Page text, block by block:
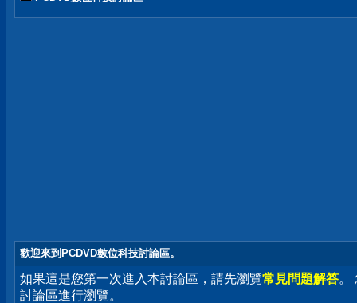
歡迎來到PCDVD數位科技討論區。
如果這是您第一次進入本討論區，請先瀏覽常見問題解答。
討論區進行瀏覽。